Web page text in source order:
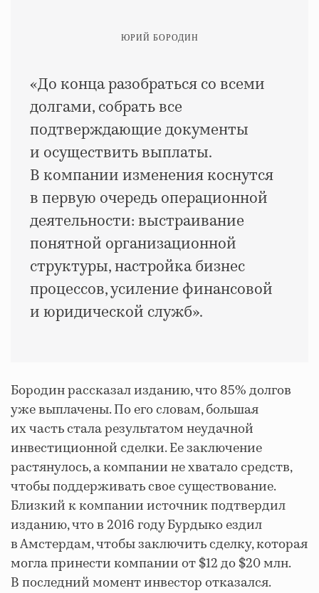
ЮРИЙ БОРОДИН
«До конца разобраться со всеми
долгами, собрать все
подтверждающие документы
и осуществить выплаты.
В компании изменения коснутся
в первую очередь операционной
деятельности: выстраивание
понятной организационной
структуры, настройка бизнес
процессов, усиление финансовой
и юридической служб».
Бородин рассказал изданию, что 85% долгов
уже выплачены. По его словам, большая
их часть стала результатом неудачной
инвестиционной сделки. Ее заключение
растянулось, а компании не хватало средств,
чтобы поддерживать свое существование.
Близкий к компании источник подтвердил
изданию, что в 2016 году Бурдыко ездил
в Амстердам, чтобы заключить сделку, которая
могла принести компании от $12 до $20 млн.
В последний момент инвестор отказался.